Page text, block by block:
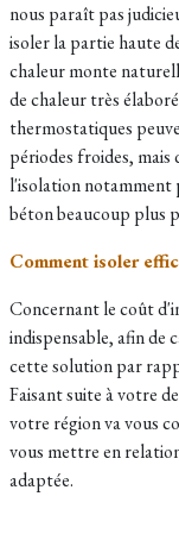
nous paraît pas
isoler la partie haute
chaleur monte
de chaleur très
thermostatiques
périodes froides,
l'isolation notamment
béton beaucoup plus
Comment isoler
Concernant le coût
indispensable, afin de
cette solution par
Faisant suite à votre
votre région va vous
vous mettre en
adaptée.